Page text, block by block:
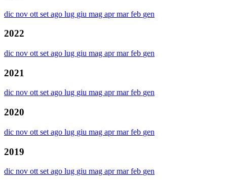
dic nov ott set ago lug giu mag aprmarfeb gen
2022
dic nov ott set ago lug giu mag aprmarfeb gen
2021
dic nov ottsetago lug giu mag aprmarfeb gen
2020
dic nov ott set ago lug giu mag aprmarfeb gen
2019
dic nov ott set ago lug giu mag aprmarfeb gen